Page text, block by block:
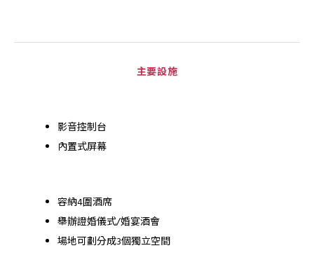
主要設施
影音控制台
內置式屏幕
容納4圍酒席
舉辦證婚儀式/婚宴酒會
場地可劃分成3個獨立空間